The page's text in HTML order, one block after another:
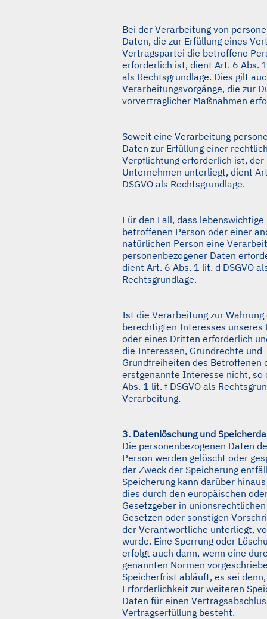
Bei der Verarbeitung von
Daten, die zur Erfüllung eines
Vertragspartei die betroffene
erforderlich ist, dient Art. 6 Abs.
als Rechtsgrundlage. Dies gilt
Verarbeitungsvorgänge, die zur
vorvertraglicher Maßnahmen
Soweit eine Verarbeitung
Daten zur Erfüllung einer
Verpflichtung erforderlich ist, der
Unternehmen unterliegt, dient
DSGVO als Rechtsgrundlage.
Für den Fall, dass
betroffenen Person oder einer
natürlichen Person eine
personenbezogener Daten
dient Art. 6 Abs. 1 lit. d DSGVO
Rechtsgrundlage.
Ist die Verarbeitung zur Wahrung
berechtigten Interesses unseres
oder eines Dritten erforderlich
die Interessen, Grundrechte und
Grundfreiheiten des Betroffenen
erstgenannte Interesse nicht, so
Abs. 1 lit. f DSGVO als
Verarbeitung.
3. Datenlöschung und
Die personenbezogenen Daten
Person werden gelöscht oder
der Zweck der Speicherung
Speicherung kann darüber
dies durch den europäischen
Gesetzgeber in
Gesetzen oder sonstigen
der Verantwortliche unterliegt,
wurde. Eine Sperrung oder
erfolgt auch dann, wenn eine
genannten Normen
Speicherfrist abläuft, es sei
Erforderlichkeit zur weiteren
Daten für einen
Vertragserfüllung besteht.